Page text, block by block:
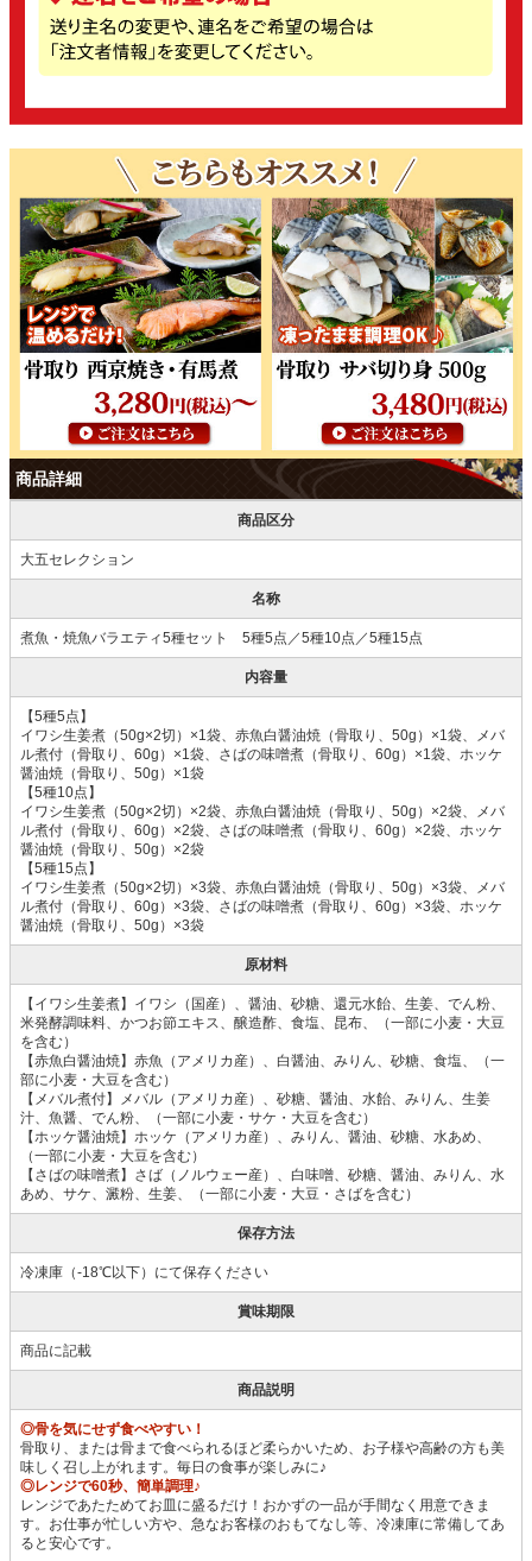
商品詳細
商品区分
大五セレクション
名称
煮魚・焼魚バラエティ5種セット 5種5点／5種10点／5種15点
内容量
【5種5点】
イワシ生姜煮（50g×2切）×1袋、赤魚白醤油焼（骨取り、50g）×1袋、メバ
ル煮付（骨取り、60g）×1袋、さばの味噌煮（骨取り、60g）×1袋、ホッケ
醤油焼（骨取り、50g）×1袋
【5種10点】
イワシ生姜煮（50g×2切）×2袋、赤魚白醤油焼（骨取り、50g）×2袋、メバ
ル煮付（骨取り、60g）×2袋、さばの味噌煮（骨取り、60g）×2袋、ホッケ
醤油焼（骨取り、50g）×2袋
【5種15点】
イワシ生姜煮（50g×2切）×3袋、赤魚白醤油焼（骨取り、50g）×3袋、メバ
ル煮付（骨取り、60g）×3袋、さばの味噌煮（骨取り、60g）×3袋、ホッケ
醤油焼（骨取り、50g）×3袋
原材料
【イワシ生姜煮】イワシ（国産）、醤油、砂糖、還元水飴、生姜、でん粉、
米発酵調味料、かつお節エキス、醸造酢、食塩、昆布、（一部に小麦・大豆
を含む）
【赤魚白醤油焼】赤魚（アメリカ産）、白醤油、みりん、砂糖、食塩、（一
部に小麦・大豆を含む）
【メバル煮付】メバル（アメリカ産）、砂糖、醤油、水飴、みりん、生姜
汁、魚醤、でん粉、（一部に小麦・サケ・大豆を含む）
【ホッケ醤油焼】ホッケ（アメリカ産）、みりん、醤油、砂糖、水あめ、
（一部に小麦・大豆を含む）
【さばの味噌煮】さば（ノルウェー産）、白味噌、砂糖、醤油、みりん、水
あめ、サケ、澱粉、生姜、（一部に小麦・大豆・さばを含む）
保存方法
冷凍庫（-18℃以下）にて保存ください
賞味期限
商品に記載
商品説明
◎骨を気にせず食べやすい！
骨取り、または骨まで食べられるほど柔らかいため、お子様や高齢の方も美
味しく召し上がれます。毎日の食事が楽しみに♪
◎レンジで60秒、簡単調理♪
レンジであたためてお皿に盛るだけ！おかずの一品が手間なく用意できま
す。お仕事が忙しい方や、急なお客様のおもてなし等、冷凍庫に常備してあ
ると安心です。